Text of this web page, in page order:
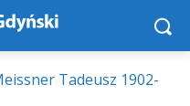
Tadeusz 1902-